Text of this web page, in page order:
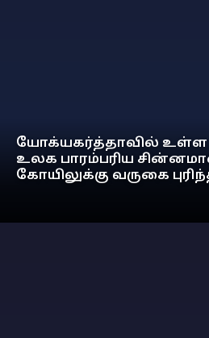
யோக்யகர்த்தாவில்
உலக பாரம்பரிய
கோயிலுக்கு வருகை